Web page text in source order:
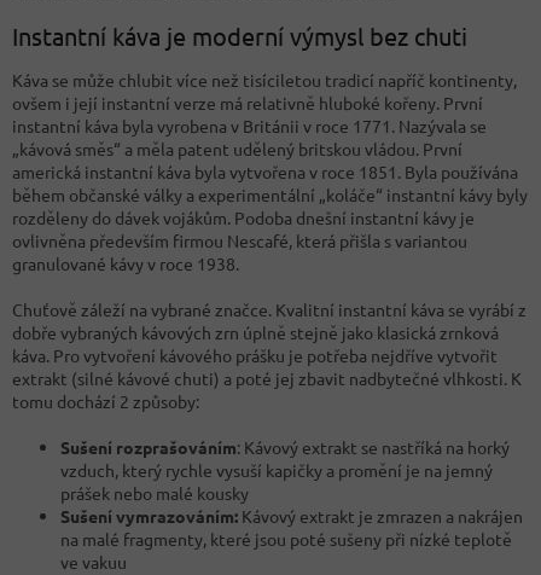
Instantní káva je moderní výmysl bez chuti
Káva se může chlubit více než tisíciletou tradicí napříč kontinenty,
ovšem i její instantní verze má relativně hluboké kořeny. První
instantní káva byla vyrobena v Británii v roce 1771. Nazývala se
„kávová směs“ a měla patent udělený britskou vládou. První
americká instantní káva byla vytvořena v roce 1851. Byla používána
během občanské války a experimentální „koláče“ instantní kávy byly
rozděleny do dávek vojákům. Podoba dnešní instantní kávy je
ovlivněna především firmou Nescafé, která přišla s variantou
granulované kávy v roce 1938.
Chuťově záleží na vybrané značce. Kvalitní instantní káva se vyrábí z
dobře vybraných kávových zrn úplně stejně jako klasická zrnková
káva. Pro vytvoření kávového prášku je potřeba nejdříve vytvořit
extrakt (silné kávové chuti) a poté jej zbavit nadbytečné vlhkosti. K
tomu dochází 2 způsoby:
Sušení rozprašováním: Kávový extrakt se nastříká na horký
vzduch, který rychle vysuší kapičky a promění je na jemný
prášek nebo malé kousky
Sušení vymrazováním: Kávový extrakt je zmrazen a nakrájen
na malé fragmenty, které jsou poté sušeny při nízké teplotě
ve vakuu